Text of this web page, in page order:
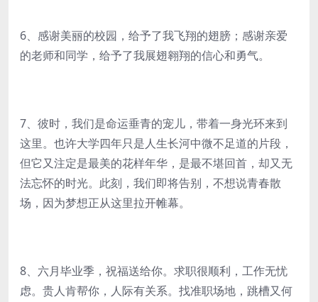
6、感谢美丽的校园，给予了我飞翔的翅膀；感谢亲爱
的老师和同学，给予了我展翅翱翔的信心和勇气。
7、彼时，我们是命运垂青的宠儿，带着一身光环来到
这里。也许大学四年只是人生长河中微不足道的片段，
但它又注定是最美的花样年华，是最不堪回首，却又无
法忘怀的时光。此刻，我们即将告别，不想说青春散
场，因为梦想正从这里拉开帷幕。
8、六月毕业季，祝福送给你。求职很顺利，工作无忧
虑。贵人肯帮你，人际有关系。找准职场地，跳槽又何